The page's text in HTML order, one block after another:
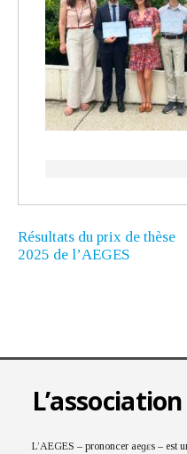
Résultats du prix de thèse
2025 de l’AEGES
L’association
L’AEGES – prononcer aeɡɛs – est